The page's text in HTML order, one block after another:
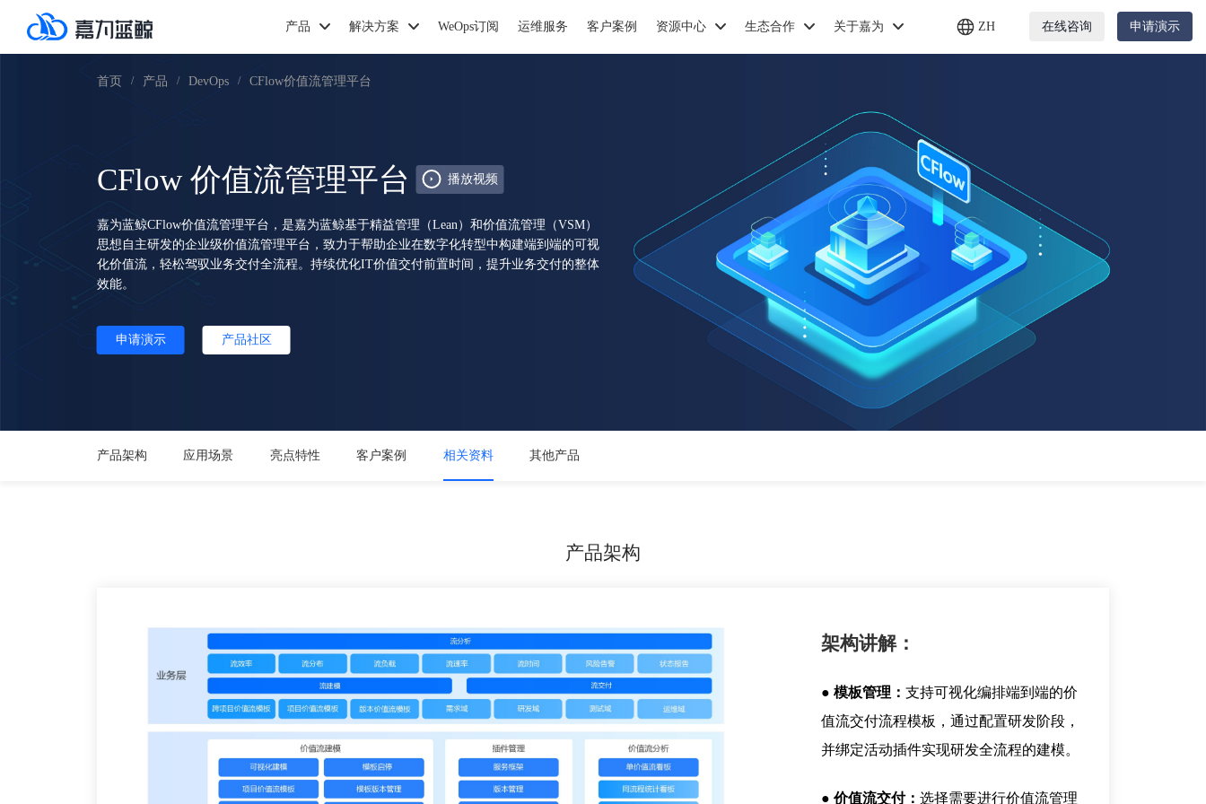
产品 解决方案 WeOps订阅 运维服务 客户案例 资源中心 生态合作 关于嘉为 ZH 在线咨询 申请演示
首页 / 产品 / DevOps / CFlow价值流管理平台
CFlow 价值流管理平台 播放视频
嘉为蓝鲸CFlow价值流管理平台，是嘉为蓝鲸基于精益管理（Lean）和价值流管理（VSM）
思想自主研发的企业级价值流管理平台，致力于帮助企业在数字化转型中构建端到端的可视
化价值流，轻松驾驭业务交付全流程。持续优化IT价值交付前置时间，提升业务交付的整体
效能。
申请演示 产品社区
产品架构 应用场景 亮点特性 客户案例 相关资料 其他产品
产品架构
架构讲解：
● 模板管理： 支持可视化编排端到端的价
值流交付流程模板，通过配置研发阶段，
并绑定活动插件实现研发全流程的建模。
● 价值流交付： 选择需要进行价值流管理